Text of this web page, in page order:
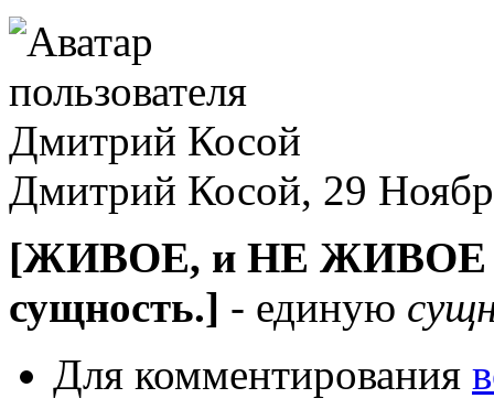
Дмитрий Косой, 29
[ЖИВОЕ, и НЕ ЖИВОЕ
сущность.] - единую
Для комментирования